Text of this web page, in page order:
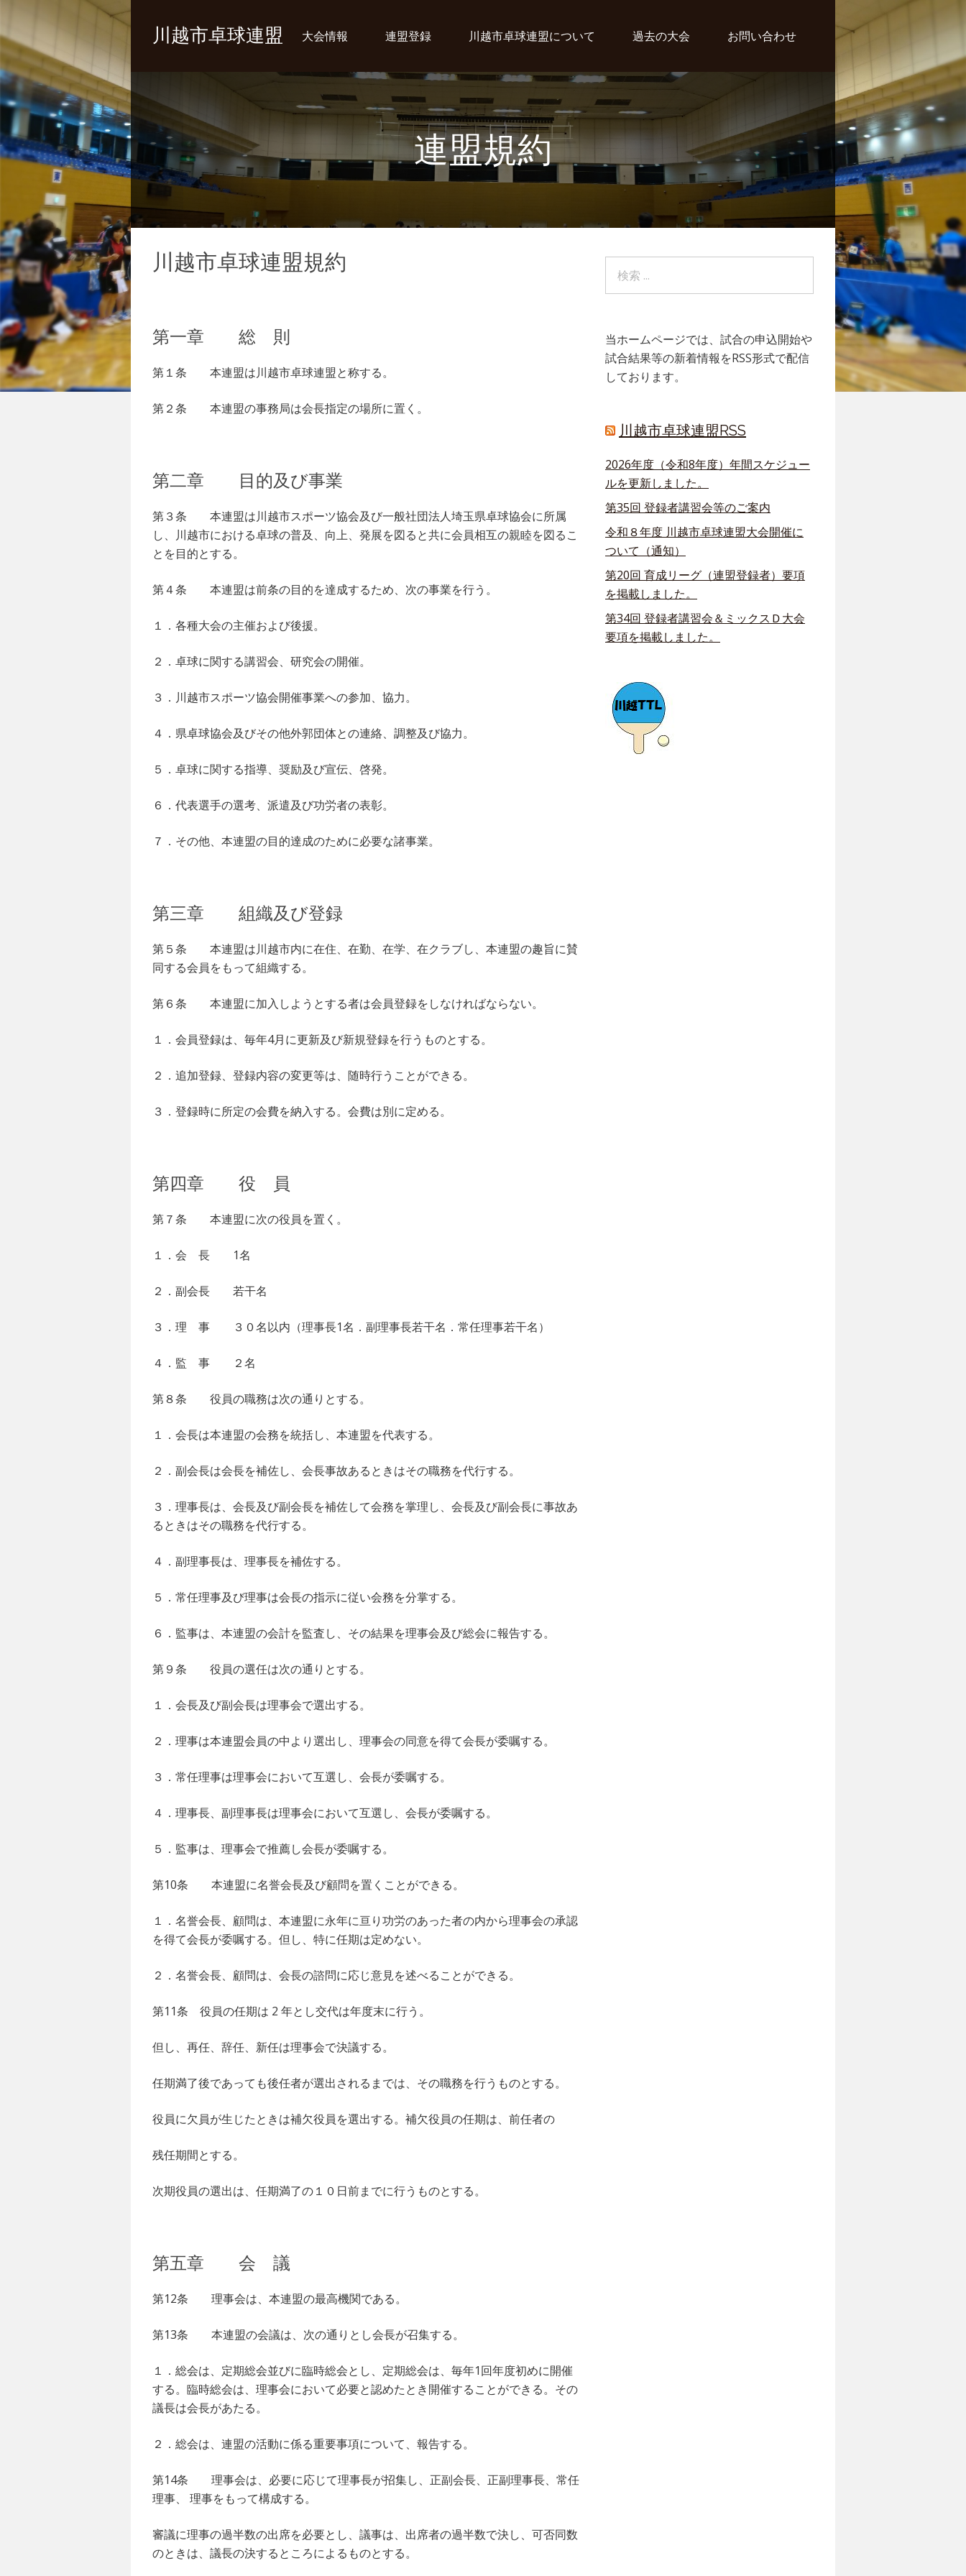
川越市卓球連盟 大会情報 連盟登録 川越市卓球連盟について 過去の大会 お問い合わせ
連盟規約
川越市卓球連盟規約
第一章 総 則
第１条 本連盟は川越市卓球連盟と称する。
第２条 本連盟の事務局は会長指定の場所に置く。
第二章 目的及び事業
第３条 本連盟は川越市スポーツ協会及び一般社団法人埼玉県卓球協会に所属
し、川越市における卓球の普及、向上、発展を図ると共に会員相互の親睦を図るこ
とを目的とする。
第４条 本連盟は前条の目的を達成するため、次の事業を行う。
１．各種大会の主催および後援。
２．卓球に関する講習会、研究会の開催。
３．川越市スポーツ協会開催事業への参加、協力。
４．県卓球協会及びその他外郭団体との連絡、調整及び協力。
５．卓球に関する指導、奨励及び宣伝、啓発。
６．代表選手の選考、派遣及び功労者の表彰。
７．その他、本連盟の目的達成のために必要な諸事業。
第三章 組織及び登録
第５条 本連盟は川越市内に在住、在勤、在学、在クラブし、本連盟の趣旨に賛
同する会員をもって組織する。
第６条 本連盟に加入しようとする者は会員登録をしなければならない。
１．会員登録は、毎年4月に更新及び新規登録を行うものとする。
２．追加登録、登録内容の変更等は、随時行うことができる。
３．登録時に所定の会費を納入する。会費は別に定める。
第四章 役 員
第７条 本連盟に次の役員を置く。
１．会 長 1名
２．副会長 若干名
３．理 事 ３０名以内（理事長1名．副理事長若干名．常任理事若干名）
４．監 事 ２名
第８条 役員の職務は次の通りとする。
１．会長は本連盟の会務を統括し、本連盟を代表する。
２．副会長は会長を補佐し、会長事故あるときはその職務を代行する。
３．理事長は、会長及び副会長を補佐して会務を掌理し、会長及び副会長に事故あ
るときはその職務を代行する。
４．副理事長は、理事長を補佐する。
５．常任理事及び理事は会長の指示に従い会務を分掌する。
６．監事は、本連盟の会計を監査し、その結果を理事会及び総会に報告する。
第９条 役員の選任は次の通りとする。
１．会長及び副会長は理事会で選出する。
２．理事は本連盟会員の中より選出し、理事会の同意を得て会長が委嘱する。
３．常任理事は理事会において互選し、会長が委嘱する。
４．理事長、副理事長は理事会において互選し、会長が委嘱する。
５．監事は、理事会で推薦し会長が委嘱する。
第10条 本連盟に名誉会長及び顧問を置くことができる。
１．名誉会長、顧問は、本連盟に永年に亘り功労のあった者の内から理事会の承認
を得て会長が委嘱する。但し、特に任期は定めない。
２．名誉会長、顧問は、会長の諮問に応じ意見を述べることができる。
第11条 役員の任期は 2 年とし交代は年度末に行う。
但し、再任、辞任、新任は理事会で決議する。
任期満了後であっても後任者が選出されるまでは、その職務を行うものとする。
役員に欠員が生じたときは補欠役員を選出する。補欠役員の任期は、前任者の
残任期間とする。
次期役員の選出は、任期満了の１０日前までに行うものとする。
第五章 会 議
第12条 理事会は、本連盟の最高機関である。
第13条 本連盟の会議は、次の通りとし会長が召集する。
１．総会は、定期総会並びに臨時総会とし、定期総会は、毎年1回年度初めに開催
する。臨時総会は、理事会において必要と認めたとき開催することができる。その
議長は会長があたる。
２．総会は、連盟の活動に係る重要事項について、報告する。
第14条 理事会は、必要に応じて理事長が招集し、正副会長、正副理事長、常任
理事、 理事をもって構成する。
審議に理事の過半数の出席を必要とし、議事は、出席者の過半数で決し、可否同数
のときは、議長の決するところによるものとする。
当ホームページでは、試合の申込開始や
試合結果等の新着情報をRSS形式で配信
しております。
川越市卓球連盟RSS
2026年度（令和8年度）年間スケジュー
ルを更新しました。
第35回 登録者講習会等のご案内
令和８年度 川越市卓球連盟大会開催に
ついて（通知）
第20回 育成リーグ（連盟登録者）要項
を掲載しました。
第34回 登録者講習会＆ミックスＤ大会
要項を掲載しました。